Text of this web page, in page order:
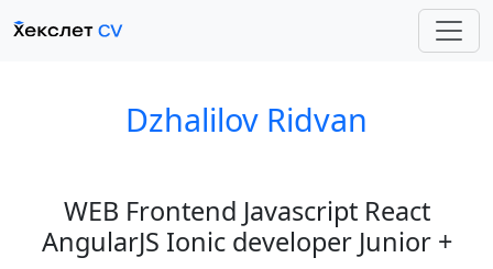
Dzhalilov Ridvan
WEB Frontend Javascript React
AngularJS Ionic developer Junior +